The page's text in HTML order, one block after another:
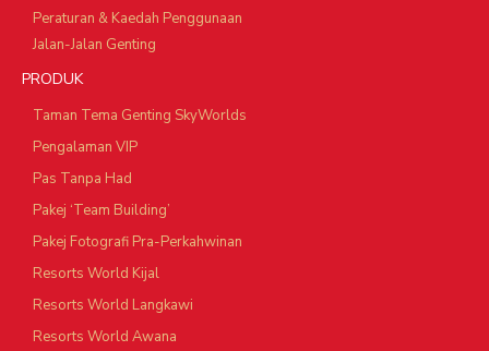
Peraturan & Kaedah Penggunaan
Jalan-Jalan Genting
PRODUK
Taman Tema Genting SkyWorlds
Pengalaman VIP
Pas Tanpa Had
Pakej ‘Team Building’
Pakej Fotografi Pra-Perkahwinan
Resorts World Kijal
Resorts World Langkawi
Resorts World Awana